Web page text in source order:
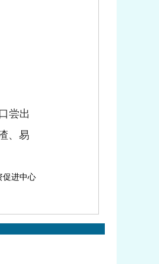
尝出
、易
促进中心